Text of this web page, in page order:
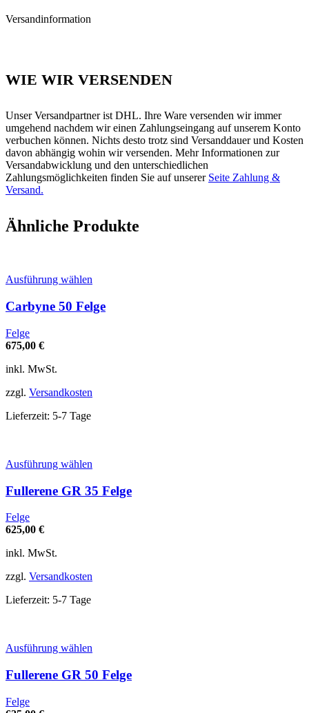
Versandinformation
WIE WIR VERSENDEN
Unser Versandpartner ist DHL. Ihre Ware versenden wir immer
umgehend nachdem wir einen Zahlungseingang auf unserem Konto
verbuchen können. Nichts desto trotz sind Versanddauer und Kosten
davon abhängig wohin wir versenden. Mehr Informationen zur
Versandabwicklung und den unterschiedlichen
Zahlungsmöglichkeiten finden Sie auf unserer Seite Zahlung &
Versand.
Ähnliche Produkte
Ausführung wählen
weist
mehrere
Carbyne 50 Felge
Felge
675,00 €
inkl. MwSt.
zzgl. Versandkosten
Lieferzeit: 5-7 Tage
Ausführung wählen
weist
mehrere
Fullerene GR 35 Felge
Felge
625,00 €
inkl. MwSt.
zzgl. Versandkosten
Lieferzeit: 5-7 Tage
Ausführung wählen
weist
mehrere
Fullerene GR 50 Felge
Felge